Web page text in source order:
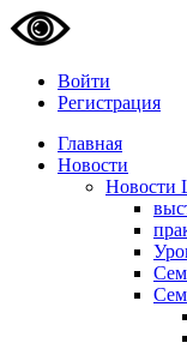
Войти
Регистрация
Главная
Новости
Новости